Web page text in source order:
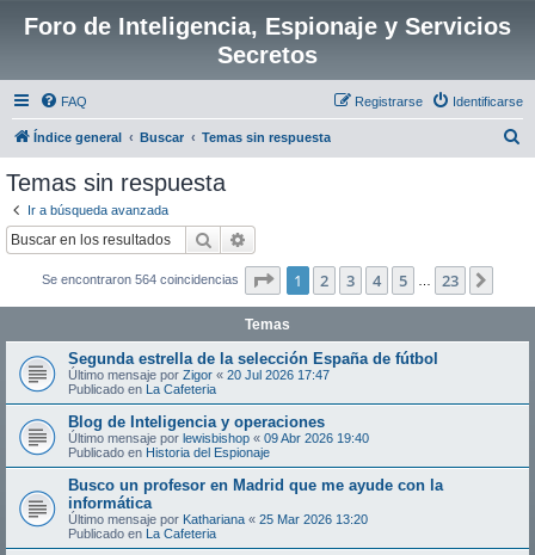
Foro de Inteligencia, Espionaje y Servicios
Secretos
FAQ Identificarse
Registrarse
Índice general Buscar Temas sin respuesta
Temas sin respuesta
Ir a búsqueda avanzada
Buscar
Se encontraron 564 coincidencias Página de 23
1 2 3 4 5 23
Temas
Segunda estrella de la selección España de fútbol
Último mensaje por Zigor « 20 Jul 2026 17:47
Publicado en La Cafeteria
Blog de Inteligencia y operaciones
Último mensaje por lewisbishop « 09 Abr 2026 19:40
Publicado en Historia del Espionaje
Busco un profesor en Madrid que me ayude con la
informática
Último mensaje por Kathariana « 25 Mar 2026 13:20
Publicado en La Cafeteria